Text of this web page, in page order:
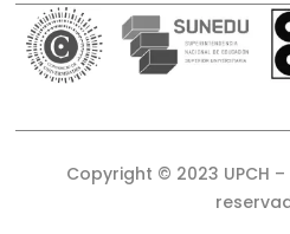
Copyright © 2023 UPCH